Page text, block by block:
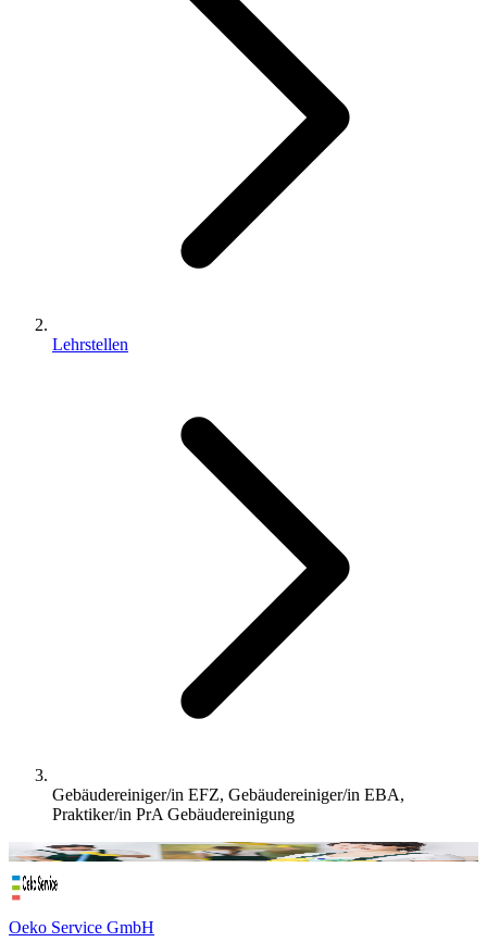
Lehrstellen
Gebäudereiniger/in EFZ, Gebäudereiniger/in EBA,
Praktiker/in PrA Gebäudereinigung
Oeko Service GmbH